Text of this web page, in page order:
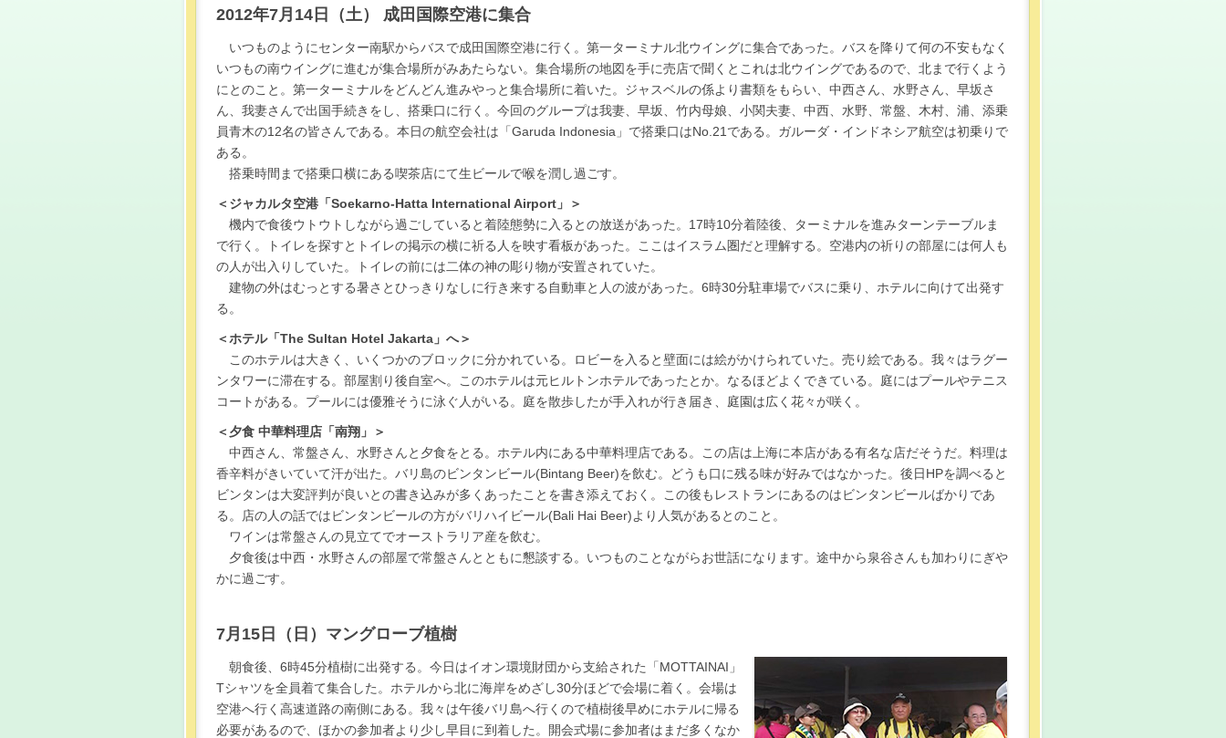
2012年7月14日（土） 成田国際空港に集合
いつものようにセンター南駅からバスで成田国際空港に行く。第一ターミナル北ウイングに集合であった。バスを降りて何の不安もなく
いつもの南ウイングに進むが集合場所がみあたらない。集合場所の地図を手に売店で聞くとこれは北ウイングであるので、北まで行くよう
にとのこと。第一ターミナルをどんどん進みやっと集合場所に着いた。ジャスベルの係より書類をもらい、中西さん、水野さん、早坂さ
ん、我妻さんで出国手続きをし、搭乗口に行く。今回のグループは我妻、早坂、竹内母娘、小関夫妻、中西、水野、常盤、木村、浦、添乗
員青木の12名の皆さんである。本日の航空会社は「Garuda Indonesia」で搭乗口はNo.21である。ガルーダ・インドネシア航空は初乗りで
ある。
搭乗時間まで搭乗口横にある喫茶店にて生ビールで喉を潤し過ごす。
＜ジャカルタ空港「Soekarno-Hatta International Airport」＞
機内で食後ウトウトしながら過ごしていると着陸態勢に入るとの放送があった。17時10分着陸後、ターミナルを進みターンテーブルま
で行く。トイレを探すとトイレの掲示の横に祈る人を映す看板があった。ここはイスラム圏だと理解する。空港内の祈りの部屋には何人も
の人が出入りしていた。トイレの前には二体の神の彫り物が安置されていた。
建物の外はむっとする暑さとひっきりなしに行き来する自動車と人の波があった。6時30分駐車場でバスに乗り、ホテルに向けて出発す
る。
＜ホテル「The Sultan Hotel Jakarta」へ＞
このホテルは大きく、いくつかのブロックに分かれている。ロビーを入ると壁面には絵がかけられていた。売り絵である。我々はラグー
ンタワーに滞在する。部屋割り後自室へ。このホテルは元ヒルトンホテルであったとか。なるほどよくできている。庭にはプールやテニス
コートがある。プールには優雅そうに泳ぐ人がいる。庭を散歩したが手入れが行き届き、庭園は広く花々が咲く。
＜夕食 中華料理店「南翔」＞
中西さん、常盤さん、水野さんと夕食をとる。ホテル内にある中華料理店である。この店は上海に本店がある有名な店だそうだ。料理は
香辛料がきいていて汗が出た。バリ島のビンタンビール(Bintang Beer)を飲む。どうも口に残る味が好みではなかった。後日HPを調べると
ビンタンは大変評判が良いとの書き込みが多くあったことを書き添えておく。この後もレストランにあるのはビンタンビールばかりであ
る。店の人の話ではビンタンビールの方がバリハイビール(Bali Hai Beer)より人気があるとのこと。
ワインは常盤さんの見立てでオーストラリア産を飲む。
夕食後は中西・水野さんの部屋で常盤さんとともに懇談する。いつものことながらお世話になります。途中から泉谷さんも加わりにぎや
かに過ごす。
7月15日（日）マングローブ植樹
朝食後、6時45分植樹に出発する。今日はイオン環境財団から支給された「MOTTAINAI」
Tシャツを全員着て集合した。ホテルから北に海岸をめざし30分ほどで会場に着く。会場は
空港へ行く高速道路の南側にある。我々は午後バリ島へ行くので植樹後早めにホテルに帰る
必要があるので、ほかの参加者より少し早目に到着した。開会式場に参加者はまだ多くなか